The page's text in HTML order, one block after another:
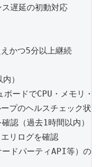
遅延の初動対応
かつ5分以上継続
）
ドでCPU・メモリ・レ
のヘルスチェック状態
（過去1時間以内）
リログを確認
パーティAPI等）の状